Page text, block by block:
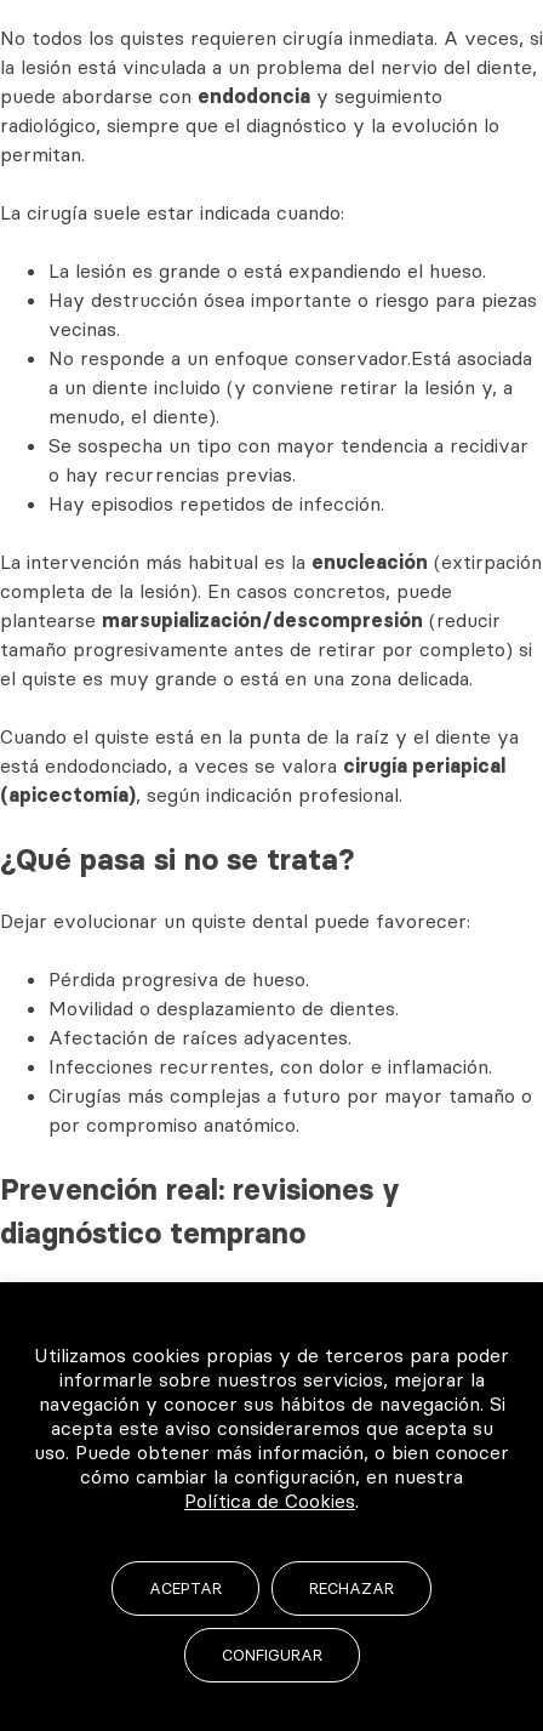
No todos los quistes requieren cirugía inmediata. A veces, si
la lesión está vinculada a un problema del nervio del diente,
puede abordarse con endodoncia y seguimiento
radiológico, siempre que el diagnóstico y la evolución lo
permitan.
La cirugía suele estar indicada cuando:
La lesión es grande o está expandiendo el hueso.
Hay destrucción ósea importante o riesgo para piezas
vecinas.
No responde a un enfoque conservador.Está asociada
a un diente incluido (y conviene retirar la lesión y, a
menudo, el diente).
Se sospecha un tipo con mayor tendencia a recidivar
o hay recurrencias previas.
Hay episodios repetidos de infección.
La intervención más habitual es la enucleación (extirpación
completa de la lesión). En casos concretos, puede
plantearse marsupialización/descompresión (reducir
tamaño progresivamente antes de retirar por completo) si
el quiste es muy grande o está en una zona delicada.
Cuando el quiste está en la punta de la raíz y el diente ya
está endodonciado, a veces se valora cirugía periapical
(apicectomía), según indicación profesional.
¿Qué pasa si no se trata?
Dejar evolucionar un quiste dental puede favorecer:
Pérdida progresiva de hueso.
Movilidad o desplazamiento de dientes.
Afectación de raíces adyacentes.
Infecciones recurrentes, con dolor e inflamación.
Cirugías más complejas a futuro por mayor tamaño o
por compromiso anatómico.
Prevención real: revisiones y
diagnóstico temprano
se detectan así, antes de que den la cara con dolor o
hinchazón.
Si notas síntomas persistentes o te han detectado una
lesión radiolúcida compatible con quiste, lo correcto es no
“vigilar sin más” de forma indefinida: hay que tener un plan
red de clínicas con Certificado de Excelencia
Odontológica DentalQuality , encontrarás odontólogos
expertos que te ofrecerán un diagnóstico riguroso y una
Utilizamos cookies propias y de terceros para poder
informarle sobre nuestros servicios, mejorar la
navegación y conocer sus hábitos de navegación. Si
acepta este aviso consideraremos que acepta su
uso. Puede obtener más información, o bien conocer
cómo cambiar la configuración, en nuestra
Política de Cookies.
ACEPTAR RECHAZAR
CONFIGURAR